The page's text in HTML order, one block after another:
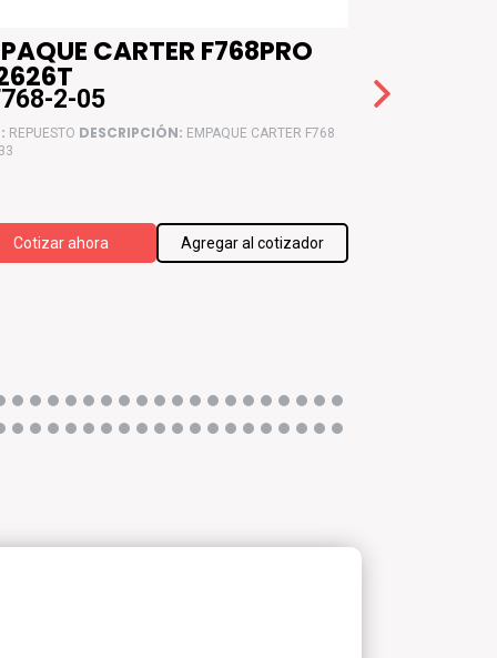
CARTER F768PRO
2-05
REPUESTO DESCRIPCIÓN: EMPAQUE CARTER F768
Cotizar ahora Agregar al cotizador
F768PRO
MF768-2-